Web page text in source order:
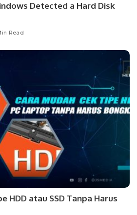
Detected a Hard Disk
Read
HDD atau SSD Tanpa Harus